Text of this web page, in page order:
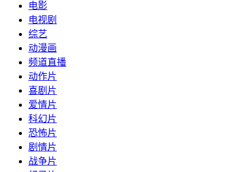
电影
电视剧
综艺
动漫画
频道直播
动作片
喜剧片
爱情片
科幻片
恐怖片
剧情片
战争片